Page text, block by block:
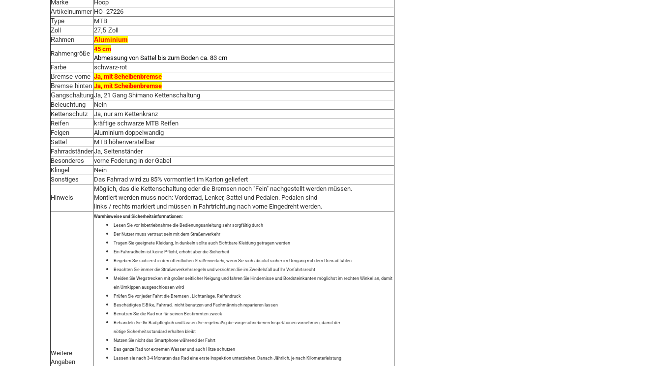
Marke
Hoop
Artikelnummer HO- 27226
Type
MTB
Zoll
27,5 Zoll
Rahmen
Aluminium
Rahmengröße
45 cm
Abmessung von Sattel bis zum Boden ca. 83 cm
Farbe
schwarz-rot
Bremse vorne Ja, mit Scheibenbremse
Bremse hinten Ja, mit Scheibenbremse
GangschaltungJa, 21 Gang Shimano Kettenschaltung
Beleuchtung
Nein
Kettenschutz
Ja, nur am Kettenkranz
Reifen
kräftige schwarze MTB Reifen
Felgen
Aluminium doppelwandig
Sattel
MTB höhenverstellbar
FahrradständerJa, Seitenständer
Besonderes
vorne Federung in der Gabel
Klingel
Nein
Sonstiges
Das Fahrrad wird zu 85% vormontiert im Karton geliefert
Hinweis
Möglich, das die Kettenschaltung oder die Bremsen noch "Fein" nachgestellt werden müssen.
Montiert werden muss noch: Vorderrad, Lenker, Sattel und Pedalen. Pedalen sind
links / rechts markiert und müssen in Fahrtrichtung nach vorne Eingedreht werden.
Weitere
Angaben
Warnhinweise und Sicherheitsinformationen:
Lesen Sie vor Inbetriebnahme die Bedienungsanleitung sehr sorgfältig durch
Der Nutzer muss vertraut sein mit dem Straßenverkehr
Tragen Sie geeignete Kleidung, In dunkeln sollte auch Sichtbare Kleidung getragen werden
Ein Fahrradhelm ist keine Pflicht, erhöht aber die Sicherheit
Begeben Sie sich erst in den öffentlichen Straßenverkehr, wenn Sie sich absolut sicher im Umgang mit dem Dreirad fühlen
Beachten Sie immer die Straßenverkehrsregeln und verzichten Sie im Zweifelsfall auf Ihr Vorfahrtsrecht
Meiden Sie Wegstrecken mit großer seitlicher Neigung und fahren Sie Hindernisse und Bordsteinkanten möglichst im rechten Winkel an, damit
ein Umkippen ausgeschlossen wird
Prüfen Sie vor jeder Fahrt die Bremsen , Lichtanlage, Reifendruck
Beschädigtes E-Bike, Fahrrad, nicht benutzen und Fachmännisch reparieren lassen
Benutzen Sie die Rad nur für seinen Bestimmten zweck
Behandeln Sie Ihr Rad pfleglich und lassen Sie regelmäßig die vorgeschriebenen Inspektionen vornehmen, damit der
nötige Sicherheitsstandard erhalten bleibt
Nutzen Sie nicht das Smartphone während der Fahrt
Das ganze Rad vor extremen Wasser und auch Hitze schützen
Lassen sie nach 3-4 Monaten das Rad eine erste Inspektion unterziehen. Danach Jährlich, je nach Kilometerleistung